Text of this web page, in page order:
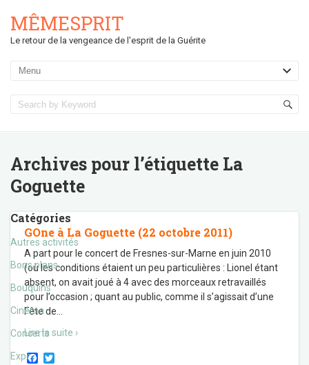
MÊMESPRIT
Le retour de la vengeance de l'esprit de la Guérite
Archives pour l’étiquette La
Goguette
Catégories
Autres activités
Bons plans
Bouquins
Cinéma
Concerts
Expos
GOne à La Goguette (22 octobre 2011)
A part pour le concert de Fresnes-sur-Marne en juin 2010
(où les conditions étaient un peu particulières : Lionel étant
absent, on avait joué à 4 avec des morceaux retravaillés
pour l’occasion ; quant au public, comme il s’agissait d’une
Fête de
Lire la suite ›
F